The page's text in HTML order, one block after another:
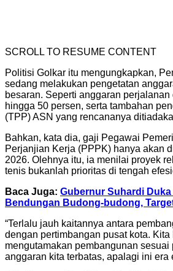
SCROLL TO RESUME CONTENT
Politisi Golkar itu mengungkapkan,
sedang melakukan pengetatan
besaran. Seperti anggaran
hingga 50 persen, serta tambahan
(TPP) ASN yang rencananya
Bahkan, kata dia, gaji Pegawai
Perjanjian Kerja (PPPK) hanya akan
2026. Olehnya itu, ia menilai proyek
tenis bukanlah prioritas di tengah
Baca Juga: Gubernur Suhardi
Bendungan Budong-budong,
“Terlalu jauh kaitannya antara
dengan pertimbangan pusat kota. Kita
mengutamakan pembangunan sesuai
anggaran kita terbatas, apalagi ini era